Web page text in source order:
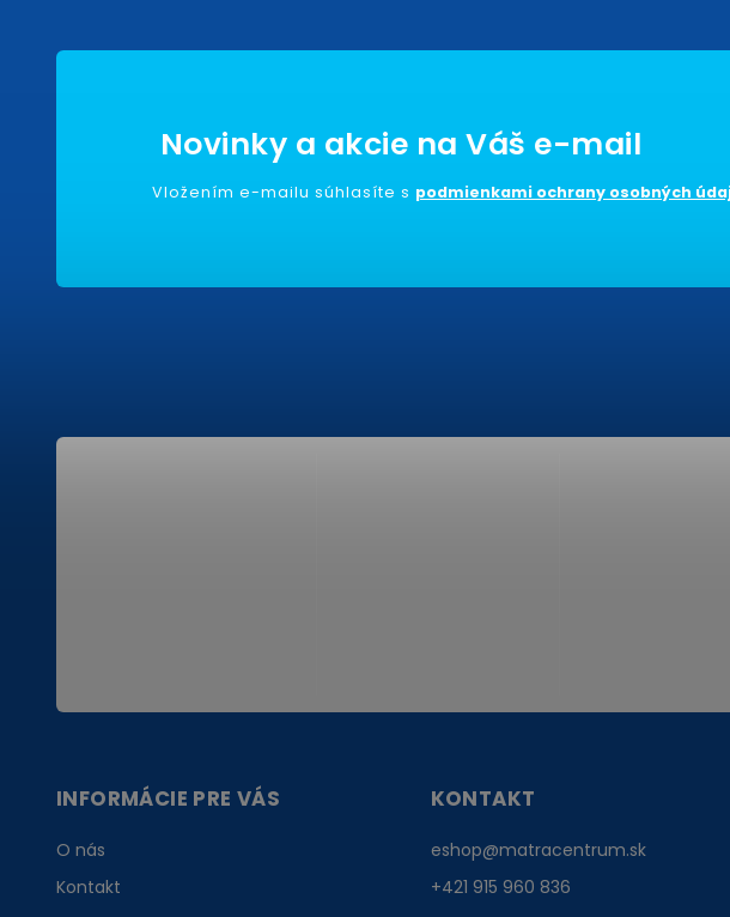
Vložením e-mailu súhlasíte s podmienkami ochrany osobných
INFORMÁCIE PRE VÁS
O nás
Kontakt
KONTAKT
eshop@matracentrum.sk
+421 915 960 836